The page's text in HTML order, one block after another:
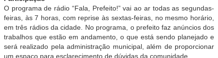
O programa de rádio “Fala, Prefeito!” vai ao ar todas as segundas-
feiras, às 7 horas, com reprise às sextas-feiras, no mesmo horário,
em três rádios da cidade. No programa, o prefeito faz anúncios dos
trabalhos que estão em andamento, o que está sendo planejado e
será realizado pela administração municipal, além de proporcionar
um espaço para esclarecimento de dúvidas da comunidade.